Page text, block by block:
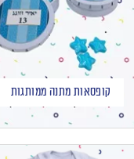
קופסאות מתנה ממותגות